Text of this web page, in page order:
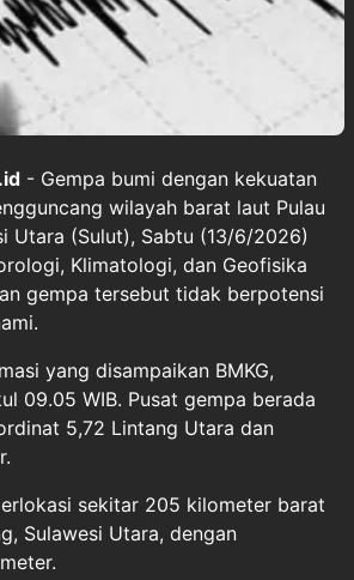
- Gempa bumi dengan kekuatan
wilayah barat laut Pulau
Utara (Sulut), Sabtu (13/6/2026)
Klimatologi, dan Geofisika
gempa tersebut tidak berpotensi
yang disampaikan BMKG,
09.05 WIB. Pusat gempa berada
5,72 Lintang Utara dan
sekitar 205 kilometer barat
Sulawesi Utara, dengan